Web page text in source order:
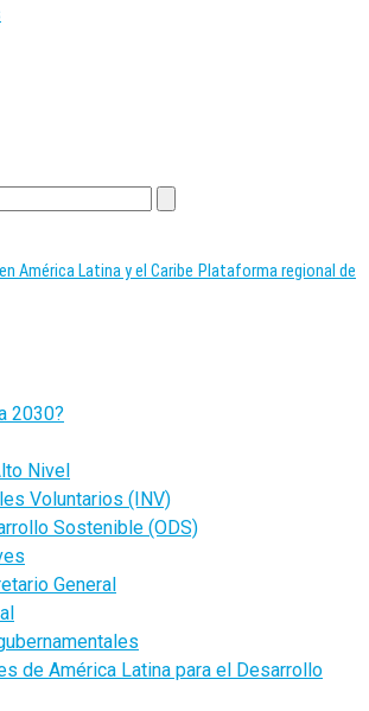
América Latina y el Caribe Plataforma regional de
2030?
Nivel
Voluntarios (INV)
Sostenible (ODS)
General
de América Latina para el Desarrollo